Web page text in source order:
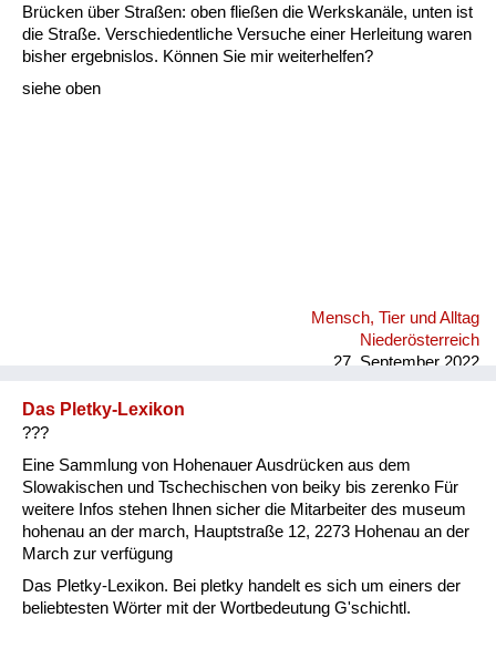
Natur und Landwirtschaft
Fluchen und Reden
Brücken über Straßen: oben fließen die Werkskanäle, unten ist
die Straße. Verschiedentliche Versuche einer Herleitung waren
bisher ergebnislos. Können Sie mir weiterhelfen?
siehe oben
Mensch, Tier und Alltag
Niederösterreich
27. September 2022
Das Pletky-Lexikon
???
Eine Sammlung von Hohenauer Ausdrücken aus dem
Slowakischen und Tschechischen von beiky bis zerenko Für
weitere Infos stehen Ihnen sicher die Mitarbeiter des museum
hohenau an der march, Hauptstraße 12, 2273 Hohenau an der
March zur verfügung
Das Pletky-Lexikon. Bei pletky handelt es sich um einers der
beliebtesten Wörter mit der Wortbedeutung G'schichtl.